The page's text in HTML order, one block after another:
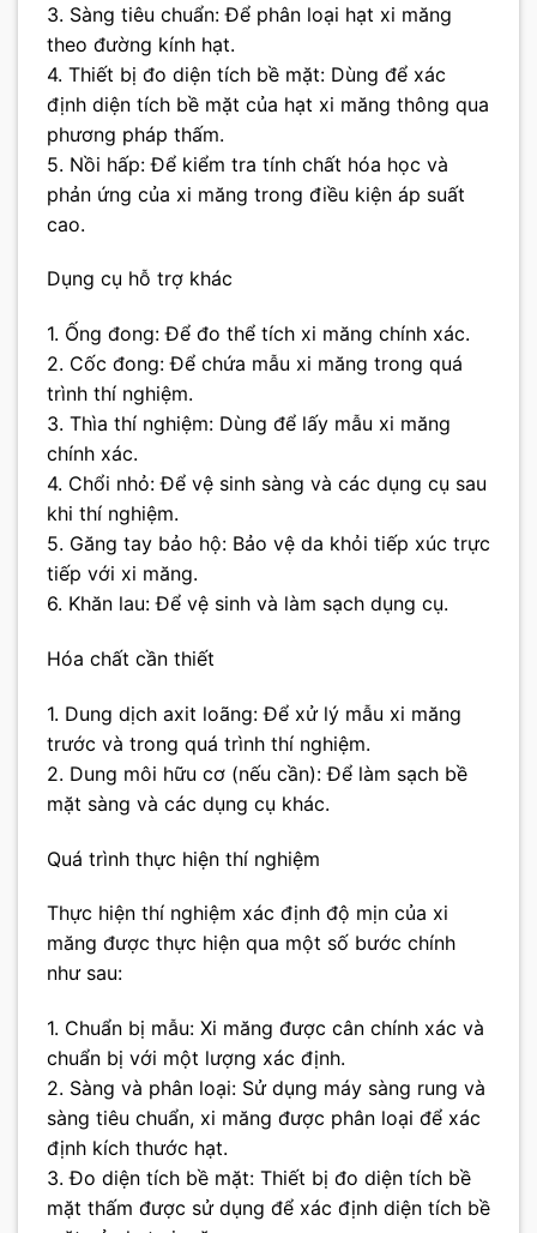
3. Sàng tiêu chuẩn: Để phân loại hạt xi măng
theo đường kính hạt.
4. Thiết bị đo diện tích bề mặt: Dùng để xác
định diện tích bề mặt của hạt xi măng thông qua
phương pháp thấm.
5. Nồi hấp: Để kiểm tra tính chất hóa học và
phản ứng của xi măng trong điều kiện áp suất
cao.
Dụng cụ hỗ trợ khác
1. Ống đong: Để đo thể tích xi măng chính xác.
2. Cốc đong: Để chứa mẫu xi măng trong quá
trình thí nghiệm.
3. Thìa thí nghiệm: Dùng để lấy mẫu xi măng
chính xác.
4. Chổi nhỏ: Để vệ sinh sàng và các dụng cụ sau
khi thí nghiệm.
5. Găng tay bảo hộ: Bảo vệ da khỏi tiếp xúc trực
tiếp với xi măng.
6. Khăn lau: Để vệ sinh và làm sạch dụng cụ.
Hóa chất cần thiết
1. Dung dịch axit loãng: Để xử lý mẫu xi măng
trước và trong quá trình thí nghiệm.
2. Dung môi hữu cơ (nếu cần): Để làm sạch bề
mặt sàng và các dụng cụ khác.
Quá trình thực hiện thí nghiệm
Thực hiện thí nghiệm xác định độ mịn của xi
măng được thực hiện qua một số bước chính
như sau:
1. Chuẩn bị mẫu: Xi măng được cân chính xác và
chuẩn bị với một lượng xác định.
2. Sàng và phân loại: Sử dụng máy sàng rung và
sàng tiêu chuẩn, xi măng được phân loại để xác
định kích thước hạt.
3. Đo diện tích bề mặt: Thiết bị đo diện tích bề
mặt thấm được sử dụng để xác định diện tích bề